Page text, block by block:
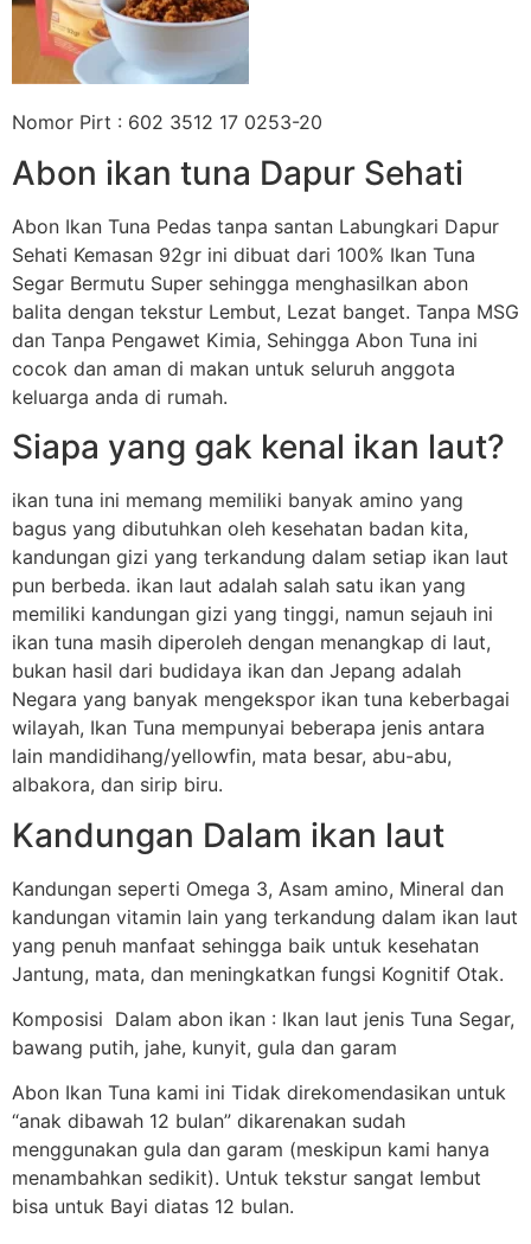
Nomor Pirt : 602 3512 17 0253-20
Abon ikan tuna Dapur Sehati
Abon Ikan Tuna Pedas tanpa santan Labungkari Dapur
Sehati Kemasan 92gr ini dibuat dari 100% Ikan Tuna
Segar Bermutu Super sehingga menghasilkan abon
balita dengan tekstur Lembut, Lezat banget. Tanpa MSG
dan Tanpa Pengawet Kimia, Sehingga Abon Tuna ini
cocok dan aman di makan untuk seluruh anggota
keluarga anda di rumah.
Siapa yang gak kenal ikan laut?
ikan tuna ini memang memiliki banyak amino yang
bagus yang dibutuhkan oleh kesehatan badan kita,
kandungan gizi yang terkandung dalam setiap ikan laut
pun berbeda. ikan laut adalah salah satu ikan yang
memiliki kandungan gizi yang tinggi, namun sejauh ini
ikan tuna masih diperoleh dengan menangkap di laut,
bukan hasil dari budidaya ikan dan Jepang adalah
Negara yang banyak mengekspor ikan tuna keberbagai
wilayah, Ikan Tuna mempunyai beberapa jenis antara
lain mandidihang/yellowfin, mata besar, abu-abu,
albakora, dan sirip biru.
Kandungan Dalam ikan laut
Kandungan seperti Omega 3, Asam amino, Mineral dan
kandungan vitamin lain yang terkandung dalam ikan laut
yang penuh manfaat sehingga baik untuk kesehatan
Jantung, mata, dan meningkatkan fungsi Kognitif Otak.
Komposisi Dalam abon ikan : Ikan laut jenis Tuna Segar,
bawang putih, jahe, kunyit, gula dan garam
Abon Ikan Tuna kami ini Tidak direkomendasikan untuk
“anak dibawah 12 bulan” dikarenakan sudah
menggunakan gula dan garam (meskipun kami hanya
menambahkan sedikit). Untuk tekstur sangat lembut
bisa untuk Bayi diatas 12 bulan.